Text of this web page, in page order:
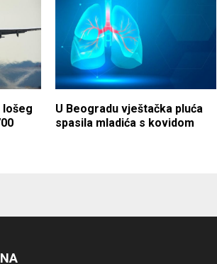
lošeg
U Beogradu vještačka pluća
spasila mladića s kovidom